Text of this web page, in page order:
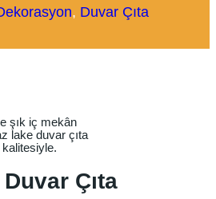
, Duvar Çıta
Çıta